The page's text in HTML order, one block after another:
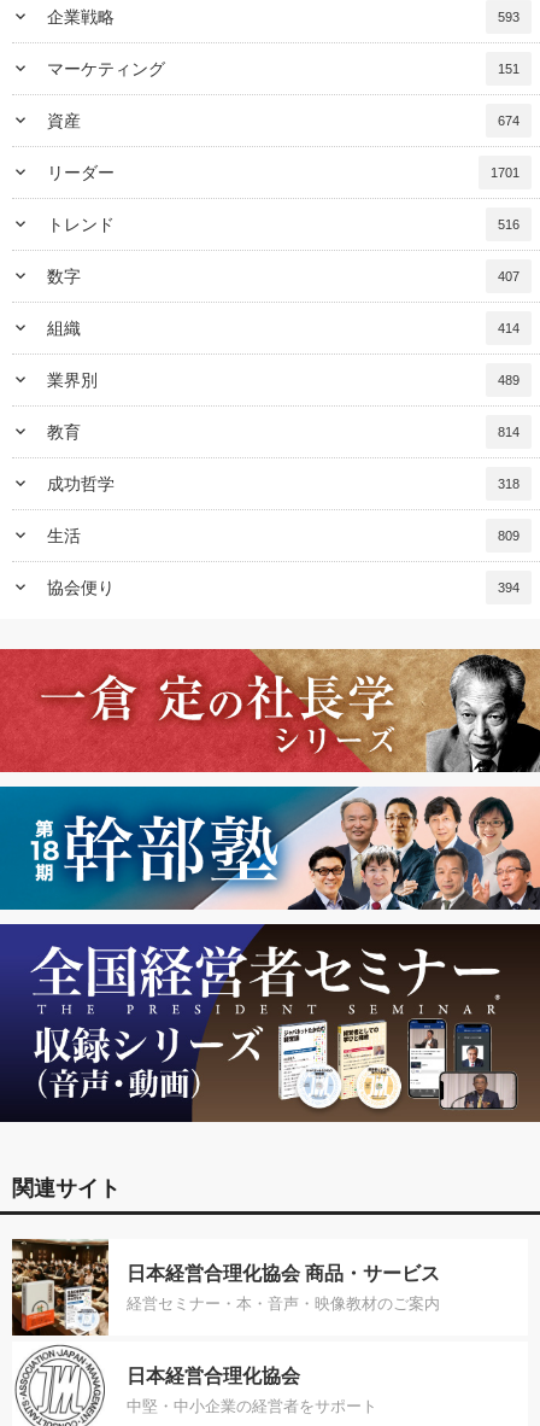
keyboard_arrow_down 企業戦略 593
keyboard_arrow_down マーケティング 151
keyboard_arrow_down 資産 674
keyboard_arrow_down リーダー 1701
keyboard_arrow_down トレンド 516
keyboard_arrow_down 数字 407
keyboard_arrow_down 組織 414
keyboard_arrow_down 業界別 489
keyboard_arrow_down 教育 814
keyboard_arrow_down 成功哲学 318
keyboard_arrow_down 生活 809
keyboard_arrow_down 協会便り 394
関連サイト
日本経営合理化協会 商品・サービス
経営セミナー・本・音声・映像教材のご案内
日本経営合理化協会
中堅・中小企業の経営者をサポート